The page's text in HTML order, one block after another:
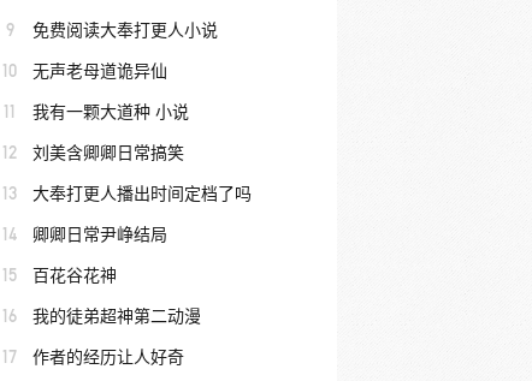
9 免费阅读大奉打更人小说
10 无声老母道诡异仙
11 我有一颗大道种 小说
12 刘美含卿卿日常搞笑
13 大奉打更人播出时间定档了吗
14 卿卿日常尹峥结局
15 百花谷花神
16 我的徒弟超神第二动漫
17 作者的经历让人好奇